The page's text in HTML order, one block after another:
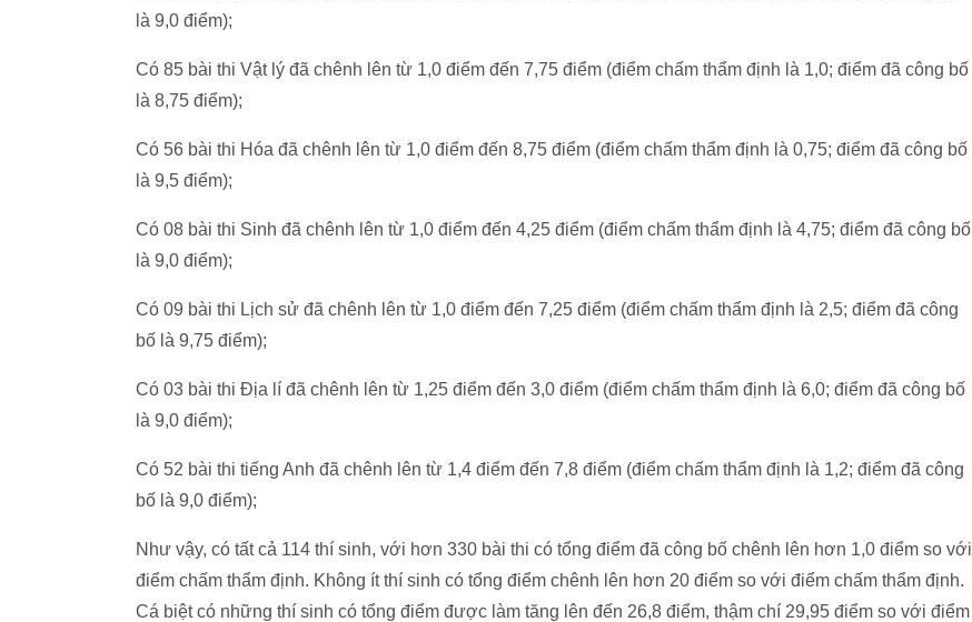
là 9,0 điểm);
Có 85 bài thi Vật lý đã chênh lên từ 1,0 điểm đến 7,75 điểm (điểm chấm thẩm định là 1,0; điểm đã công bố
là 8,75 điểm);
Có 56 bài thi Hóa đã chênh lên từ 1,0 điểm đến 8,75 điểm (điểm chấm thẩm định là 0,75; điểm đã công bố
là 9,5 điểm);
Có 08 bài thi Sinh đã chênh lên từ 1,0 điểm đến 4,25 điểm (điểm chấm thẩm định là 4,75; điểm đã công bố
là 9,0 điểm);
Có 09 bài thi Lịch sử đã chênh lên từ 1,0 điểm đến 7,25 điểm (điểm chấm thẩm định là 2,5; điểm đã công
bố là 9,75 điểm);
Có 03 bài thi Địa lí đã chênh lên từ 1,25 điểm đến 3,0 điểm (điểm chấm thẩm định là 6,0; điểm đã công bố
là 9,0 điểm);
Có 52 bài thi tiếng Anh đã chênh lên từ 1,4 điểm đến 7,8 điểm (điểm chấm thẩm định là 1,2; điểm đã công
bố là 9,0 điểm);
Như vậy, có tất cả 114 thí sinh, với hơn 330 bài thi có tổng điểm đã công bố chênh lên hơn 1,0 điểm so với
điểm chấm thẩm định. Không ít thí sinh có tổng điểm chênh lên hơn 20 điểm so với điểm chấm thẩm định.
Cá biệt có những thí sinh có tổng điểm được làm tăng lên đến 26,8 điểm, thậm chí 29,95 điểm so với điểm